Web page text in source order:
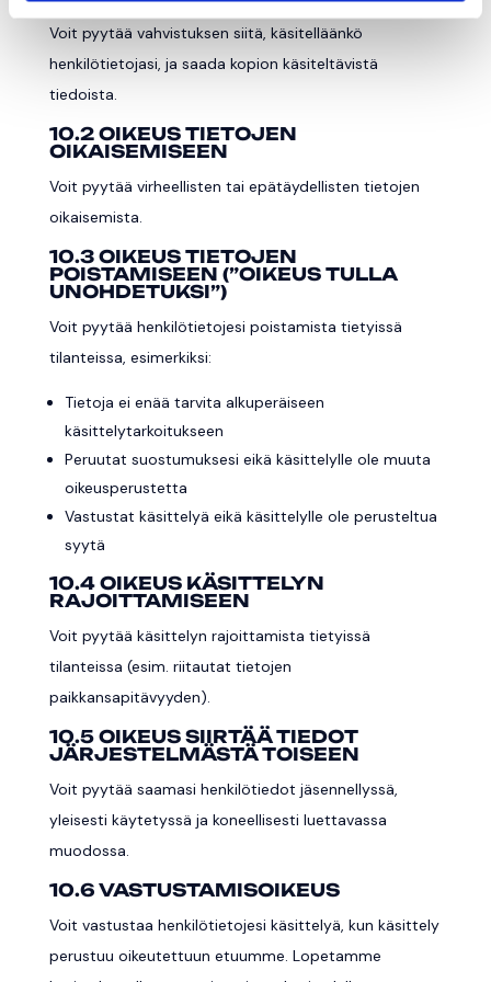
Voit pyytää vahvistuksen siitä, käsitelläänkö
henkilötietojasi, ja saada kopion käsiteltävistä
tiedoista.
10.2 OIKEUS TIETOJEN
OIKAISEMISEEN
Voit pyytää virheellisten tai epätäydellisten tietojen
oikaisemista.
10.3 OIKEUS TIETOJEN
POISTAMISEEN (”OIKEUS TULLA
UNOHDETUKSI”)
Voit pyytää henkilötietojesi poistamista tietyissä
tilanteissa, esimerkiksi:
Tietoja ei enää tarvita alkuperäiseen
käsittelytarkoitukseen
Peruutat suostumuksesi eikä käsittelylle ole muuta
oikeusperustetta
Vastustat käsittelyä eikä käsittelylle ole perusteltua
syytä
10.4 OIKEUS KÄSITTELYN
RAJOITTAMISEEN
Voit pyytää käsittelyn rajoittamista tietyissä
tilanteissa (esim. riitautat tietojen
paikkansapitävyyden).
10.5 OIKEUS SIIRTÄÄ TIEDOT
JÄRJESTELMÄSTÄ TOISEEN
Voit pyytää saamasi henkilötiedot jäsennellyssä,
yleisesti käytetyssä ja koneellisesti luettavassa
muodossa.
10.6 VASTUSTAMISOIKEUS
Voit vastustaa henkilötietojesi käsittelyä, kun käsittely
perustuu oikeutettuun etuumme. Lopetamme